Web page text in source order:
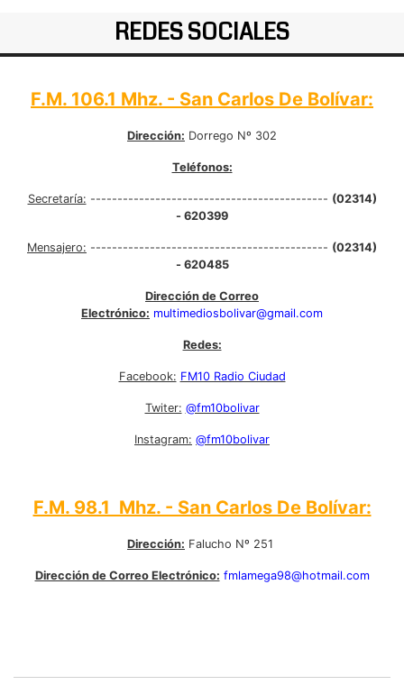
REDES SOCIALES
F.M. 106.1 Mhz. - San Carlos De Bolívar:
Dirección: Dorrego Nº 302
Teléfonos:
Secretaría: -------------------------------------------- (02314)
- 620399
Mensajero: -------------------------------------------- (02314)
- 620485
Dirección de Correo
Electrónico: multimediosbolivar@gmail.com
Redes:
Facebook: FM10 Radio Ciudad
Twiter: @fm10bolivar
Instagram: @fm10bolivar
F.M. 98.1 Mhz. - San Carlos De Bolívar:
Dirección: Falucho Nº 251
Dirección de Correo Electrónico: fmlamega98@hotmail.com